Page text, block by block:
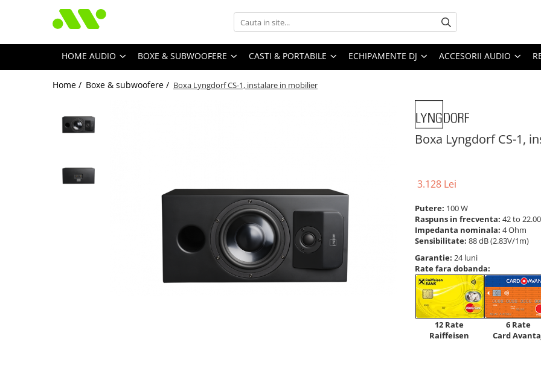
HOME AUDIO BOXE & SUBWOOFERE CASTI & PORTABILE ECHIPAMENTE DJ ACCESORII AUDIO
Home / Boxe & subwoofere / Boxa Lyngdorf CS-1, instalare in mobilier
Boxa Lyngdorf CS-1,
3.128 Lei
Putere: 100 W
Raspuns in frecventa: 42 to
Impedanta nominala: 4 Ohm
Sensibilitate: 88 dB (2.83V/1m)
Garantie: 24 luni
Rate fara dobanda:
12 Rate
Raiffeisen
6 Rate
Card